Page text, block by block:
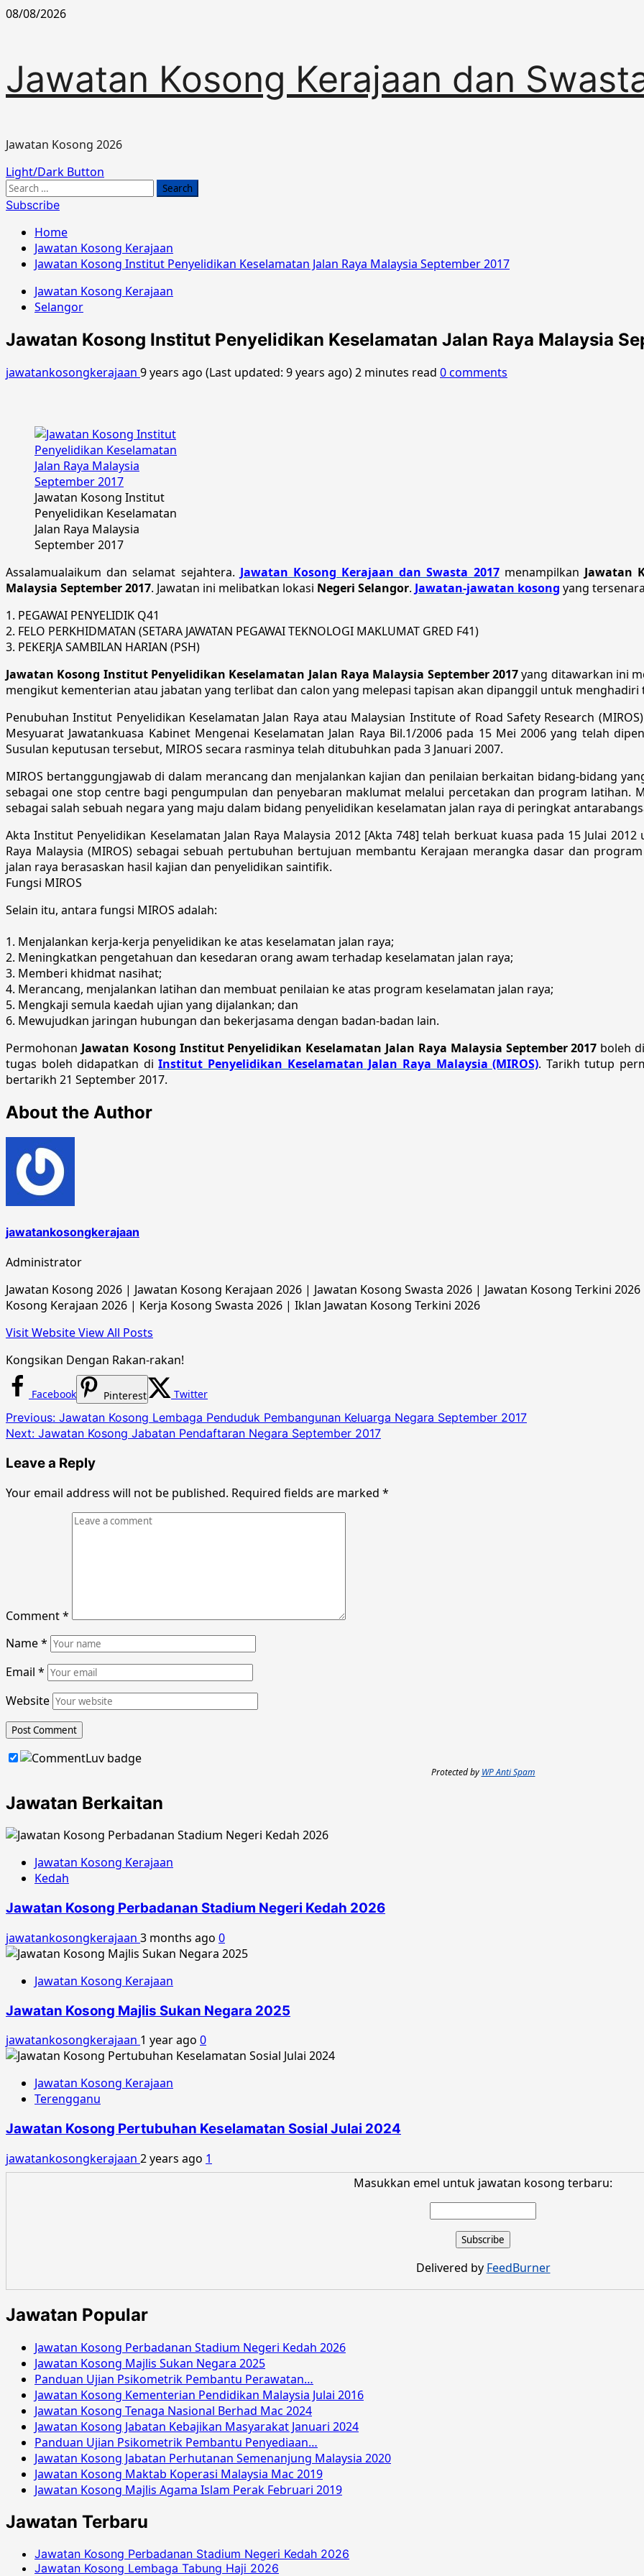
Skip
08/08/2026
Jawatan Kosong Kerajaan dan
Jawatan Kosong 2026
Primary
Menu
Light/Dark Button
Search
for:
Subscribe
Home
Jawatan Kosong Kerajaan
Jawatan Kosong Institut Penyelidikan Keselamatan Jalan Raya Malaysia September 2017
Jawatan Kosong Kerajaan
Selangor
Jawatan Kosong Institut Penyelidikan Keselamatan Jalan Raya Malaysia
jawatankosongkerajaan 9 years ago (Last updated: 9 years ago)2 minutes read 0 comments
Jawatan Kosong Institut
Penyelidikan Keselamatan
Jalan Raya Malaysia
September 2017
Assalamualaikum dan selamat sejahtera. Jawatan Kosong Kerajaan dan Swasta 2017menampilkan Jawatan
Malaysia September 2017. Jawatan ini melibatkan lokasi Negeri Selangor. Jawatan-jawatan kosong yang
1. PEGAWAI PENYELIDIK Q41
2. FELO PERKHIDMATAN (SETARA JAWATAN PEGAWAI TEKNOLOGI MAKLUMAT GRED F41)
3. PEKERJA SAMBILAN HARIAN (PSH)
Jawatan Kosong Institut Penyelidikan Keselamatan Jalan Raya Malaysia September 2017yang ditawarkan ini
mengikut kementerian atau jabatan yang terlibat dan calon yang melepasi tapisan akan dipanggil untuk menghadiri
Penubuhan Institut Penyelidikan Keselamatan Jalan Raya atau Malaysian Institute of Road Safety Research
Mesyuarat Jawatankuasa Kabinet Mengenai Keselamatan Jalan Raya Bil.1/2006 pada 15 Mei 2006 yang telah
Susulan keputusan tersebut, MIROS secara rasminya telah ditubuhkan pada 3 Januari 2007.
MIROS bertanggungjawab di dalam merancang dan menjalankan kajian dan penilaian berkaitan bidang-bidang
sebagai one stop centre bagi pengumpulan dan penyebaran maklumat melalui percetakan dan program latihan.
sebagai salah sebuah negara yang maju dalam bidang penyelidikan keselamatan jalan raya di peringkat
Akta Institut Penyelidikan Keselamatan Jalan Raya Malaysia 2012 [Akta 748] telah berkuat kuasa pada 15 Julai
Raya Malaysia (MIROS) sebagai sebuah pertubuhan bertujuan membantu Kerajaan merangka dasar dan
jalan raya berasaskan hasil kajian dan penyelidikan saintifik.​
​​Fungsi MIROS​​
​Selain itu, antara fungsi MIROS adalah:​​
1. ​​​​M​enjalankan kerja-kerja penyelidikan ke atas keselamatan jalan raya;
2. Meningkatkan pengetahuan dan kesedaran orang awam terhadap keselamatan jalan raya;​
3. ​​​​Memberi khidmat nasihat;
​​​4. Merancang, menjalankan latihan dan membuat penilaian ke atas program keselamatan jalan raya;
5. Mengkaji semula kaedah ujian yang dijalankan; dan​​
6. ​Mewujudkan jaringan hubungan dan bekerjasama dengan badan-badan lain.
Permohonan Jawatan Kosong Institut Penyelidikan Keselamatan Jalan Raya Malaysia September 2017 boleh
tugas boleh didapatkan diInstitut Penyelidikan Keselamatan Jalan Raya Malaysia (MIROS). Tarikh tutup
bertarikh 21 September 2017.
About the Author
jawatankosongkerajaan
Administrator
Jawatan Kosong 2026 | Jawatan Kosong Kerajaan 2026 | Jawatan Kosong Swasta 2026 | Jawatan Kosong Terkini
Kosong Kerajaan 2026 | Kerja Kosong Swasta 2026 | Iklan Jawatan Kosong Terkini 2026
Visit WebsiteView All Posts
Kongsikan Dengan Rakan-rakan!
Facebook Pinterest Twitter
Post
navigation
Previous: Jawatan Kosong Lembaga Penduduk Pembangunan Keluarga Negara September 2017
Next: Jawatan Kosong Jabatan Pendaftaran Negara September 2017
Leave a Reply
Your email address will not be published. Required fields are marked *
Comment*
Name*
Email *
Website
Protected by WP Anti Spam
Jawatan Berkaitan
Jawatan Kosong Kerajaan
Kedah
Jawatan Kosong Perbadanan Stadium Negeri Kedah 2026
jawatankosongkerajaan 3 months ago 0
Jawatan Kosong Kerajaan
Jawatan Kosong Majlis Sukan Negara 2025
jawatankosongkerajaan 1 year ago 0
Jawatan Kosong Kerajaan
Terengganu
Jawatan Kosong Pertubuhan Keselamatan Sosial Julai 2024
jawatankosongkerajaan 2 years ago 1
Masukkan emel untuk jawatan kosong terbaru:
Delivered by FeedBurner
Jawatan Popular
Jawatan Kosong Perbadanan Stadium Negeri Kedah 2026
Jawatan Kosong Majlis Sukan Negara 2025
Panduan Ujian Psikometrik Pembantu Perawatan…
Jawatan Kosong Kementerian Pendidikan Malaysia Julai 2016
Jawatan Kosong Tenaga Nasional Berhad Mac 2024
Jawatan Kosong Jabatan Kebajikan Masyarakat Januari 2024
Panduan Ujian Psikometrik Pembantu Penyediaan…
Jawatan Kosong Jabatan Perhutanan Semenanjung Malaysia 2020
Jawatan Kosong Maktab Koperasi Malaysia Mac 2019
Jawatan Kosong Majlis Agama Islam Perak Februari 2019
Jawatan Terbaru
Jawatan Kosong Perbadanan Stadium Negeri Kedah 2026
Jawatan Kosong Lembaga Tabung Haji 2026